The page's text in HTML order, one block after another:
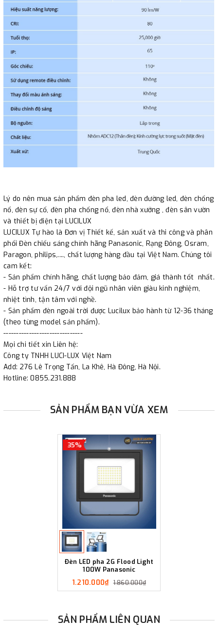
Lý do nên mua sản phẩm đèn pha led, đèn đường led, đèn chống
nổ, đèn sự cố, đèn pha chống nổ, đèn nhà xưởng , đèn sân vườn
và thiết bị điện tại LUCILUX
LUCILUX Tự hào là Đơn vị Thiết kế, sản xuất và thi công và phân
phối Đèn chiếu sáng chính hãng Panasonic, Rạng Đông, Osram,
Paragon, philips,...., chất lượng hàng đầu tại Việt Nam. Chúng tôi
cam kết:
- Sản phẩm chính hãng, chất lượng bảo đảm, giá thành tốt nhất.
- Hỗ trợ tư vấn 24/7 với đội ngũ nhân viên giàu kinh nghiệm,
nhiệt tình, tận tâm với nghề.
- Sản phẩm đèn ngoài trời được Lucilux bảo hành từ 12-36 tháng
(theo từng model sản phẩm).
-------------------------------
Mọi chi tiết xin Liên hệ:
Công ty TNHH LUCI-LUX Việt Nam
Add: 276 Lê Trọng Tấn, La Khê, Hà Đông, Hà Nội.
Hotline: 0855.231.888
SẢN PHẨM BẠN VỪA XEM
35%
Đèn LED pha 2G Flood Light
100W Panasonic
1.210.000₫ 1.860.000₫
SẢN PHẨM LIÊN QUAN